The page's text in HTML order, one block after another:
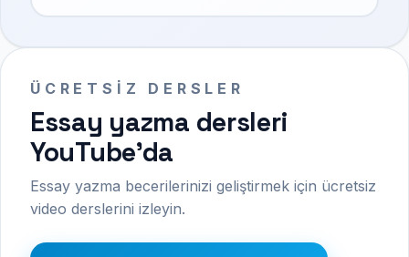
ÜCRETSIZ DERSLER
Essay yazma dersleri
YouTube'da
Essay yazma becerilerinizi geliştirmek için ücretsiz
video derslerini izleyin.